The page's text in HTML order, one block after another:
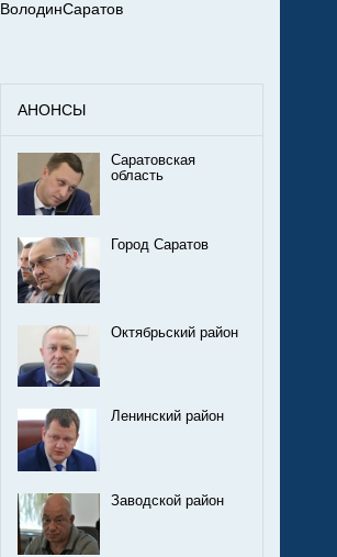
ВолодинСаратов
АНОНСЫ
Саратовская
область
Город Саратов
Октябрьский район
Ленинский район
Заводской район